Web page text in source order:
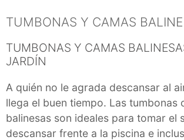
TUMBONAS Y CAMAS
TUMBONAS Y CAMAS
JARDÍN
A quién no le agrada descansar al
llega el buen tiempo. Las tumbonas
balinesas son ideales para tomar el
descansar frente a la piscina e